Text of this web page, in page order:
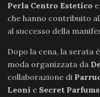
Perla Centro Estetico e
che hanno contribuito
al successo della
Dopo la cena, la serata
moda organizzata da
collaborazione di
Leoni e Secret Parfums